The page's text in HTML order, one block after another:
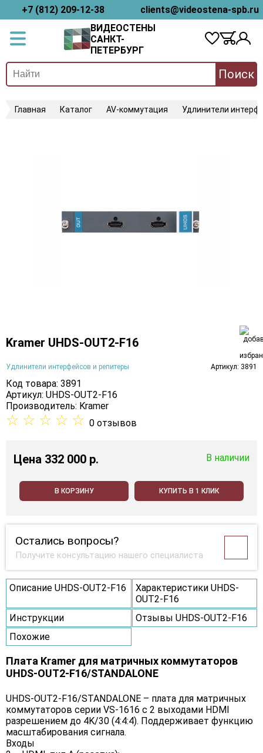
+7 (812) 209-12-38
clients@videostena-spb.ru
ВИДЕОСТЕНЫ
САНКТ-
ПЕТЕРБУРГ
Поиск
Главная Каталог AV-коммутация Удлинители
Kramer UHDS-OUT2-F16
Удлинители интерфейсов и репитеры Артикул: 3891
Код товара: 3891
Артикул: UHDS-OUT2-F16
Производитель: Kramer
☆ ☆ ☆ ☆ ☆ 0 отзывов
Цена 332 000 p. В наличии
В КОРЗИНУ КУПИТЬ В 1 КЛИК
Остались вопросы?
Получите консультацию нашего специалиста
Описание UHDS-OUT2-F16
Характеристики UHDS-
OUT2-F16
Инструкции
Отзывы UHDS-OUT2-F16
Похожие
Плата Kramer для матричных коммутаторов
UHDS-OUT2-F16/STANDALONE
UHDS-OUT2-F16/STANDALONE – плата для матричных
коммутаторов серии VS-1616 с 2 выходами HDMI
разрешением до 4K/30 (4:4:4). Поддерживает функцию
масштабирования сигнала.
Входы